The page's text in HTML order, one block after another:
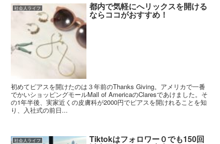
社会人ライフ 都内で気軽にへリックスを開ける
ならココがおすすめ！
初めてピアスを開けたのは３年前のThanks Giving。アメリカで一番
でかいショッピングモールMall of AmericaのClaresであけました。そ
の1年半後、実家近くの皮膚科が2000円でピアスを開けれることを知
り、入社式の前日...
社会人ライフ Tiktokはフォロワー０でも150回